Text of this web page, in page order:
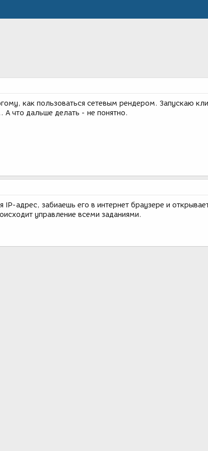
как пользоваться сетевым рендером. Запускаю
А что дальше делать - не понятно.
IP-адрес, забиаешь его в интернет браузере и
управление всеми заданиями.